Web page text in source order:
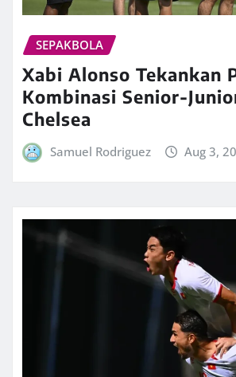
SEPAKBOLA
Xabi Alonso Tekankan
Kombinasi Senior-
Chelsea
Samuel Rodriguez Aug 3,